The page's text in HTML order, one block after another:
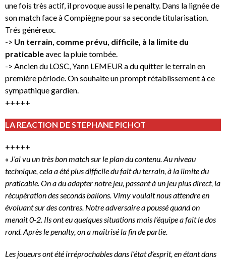
une fois très actif, il provoque aussi le penalty. Dans la lignée de
son match face à Compiègne pour sa seconde titularisation.
Trés généreux.
-> Un terrain, comme prévu, difficile, à la limite du
praticableavec la pluie tombée.
-> Ancien du LOSC, Yann LEMEUR a du quitter le terrain en
première période. On souhaite un prompt rétablissement à ce
sympathique gardien.
+++++
LA REACTION DE STEPHANE PICHOT
+++++
« J’ai vu un très bon match sur le plan du contenu. Au niveau
technique, cela a été plus difficile du fait du terrain, à la limite du
praticable. On a du adapter notre jeu, passant à un jeu plus direct, la
récupération des seconds ballons. Vimy voulait nous attendre en
évoluant sur des contres. Notre adversaire a poussé quand on
menait 0-2. Ils ont eu quelques situations mais l’équipe a fait le dos
rond. Après le penalty, on a maîtrisé la fin de partie.
Les joueurs ont été irréprochables dans l’état d’esprit, en étant dans